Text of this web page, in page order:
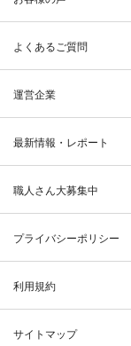
よくあるご質問
運営企業
最新情報・レポート
職人さん大募集中
プライバシーポリシー
利用規約
サイトマップ